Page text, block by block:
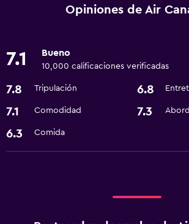
Opiniones de Air
7.1 Bueno
10,000 calificaciones verificadas
7.8 Tripulación 6.8
7.1 Comodidad 7.3
6.3 Comida